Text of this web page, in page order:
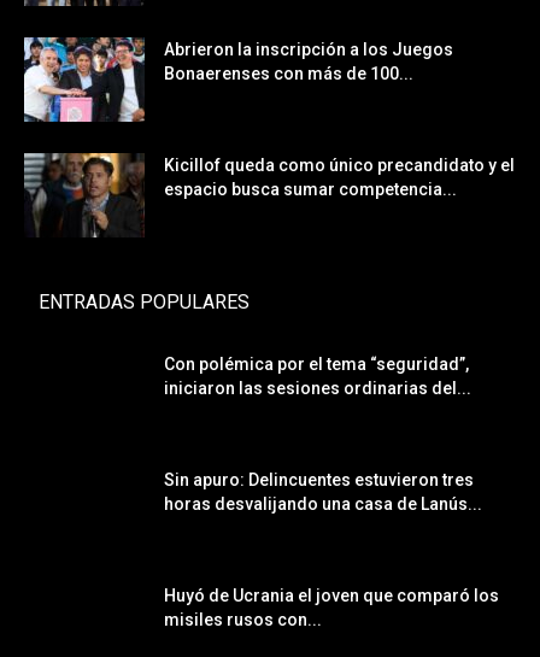
Abrieron la inscripción a los Juegos
Bonaerenses con más de 100...
Kicillof queda como único precandidato y el
espacio busca sumar competencia...
ENTRADAS POPULARES
Con polémica por el tema “seguridad”,
iniciaron las sesiones ordinarias del...
Sin apuro: Delincuentes estuvieron tres
horas desvalijando una casa de Lanús...
Huyó de Ucrania el joven que comparó los
misiles rusos con...